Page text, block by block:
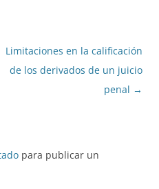
Limitaciones en la calificación
de los derivados de un juicio
penal →
para publicar un